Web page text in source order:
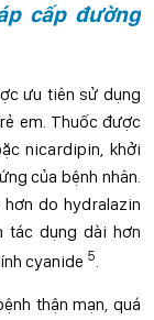
cấp đường
ưu tiên sử dụng
em. Thuốc được
nicardipin, khởi
của bệnh nhân.
do hydralazin
tác dụng dài hơn
cyanide 5.
thận mạn, quá